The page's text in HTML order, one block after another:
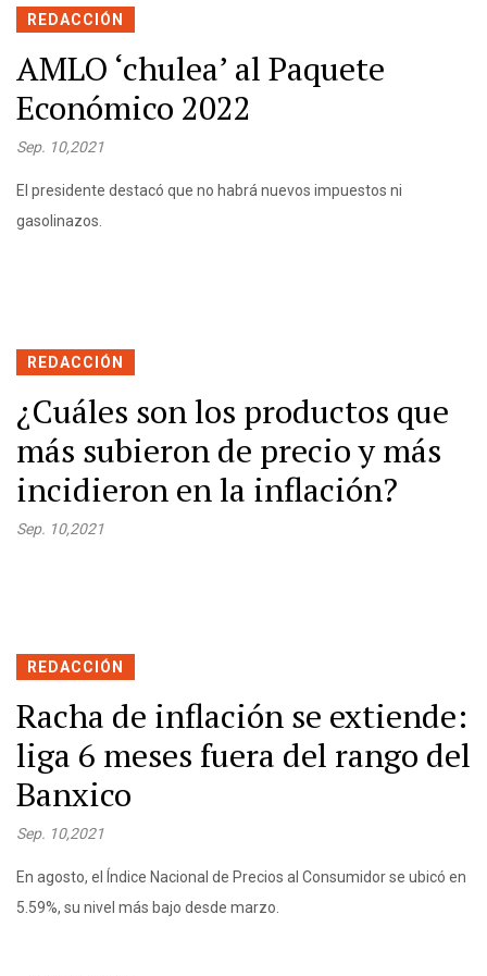
REDACCIÓN
AMLO ‘chulea’ al Paquete
Económico 2022
Sep. 10,2021
El presidente destacó que no habrá nuevos impuestos ni
gasolinazos.
REDACCIÓN
¿Cuáles son los productos que
más subieron de precio y más
incidieron en la inflación?
Sep. 10,2021
REDACCIÓN
Racha de inflación se extiende:
liga 6 meses fuera del rango del
Banxico
Sep. 10,2021
En agosto, el Índice Nacional de Precios al Consumidor se ubicó en
5.59%, su nivel más bajo desde marzo.